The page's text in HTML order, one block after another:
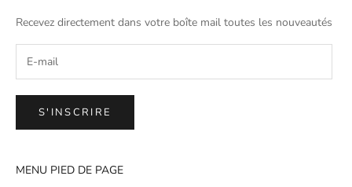
Recevez directement dans votre boîte mail toutes les nouveautés
S'INSCRIRE
MENU PIED DE PAGE